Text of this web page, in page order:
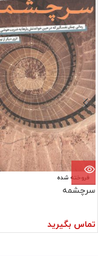
فروخته شده
سرچشمه
تماس بگیرید